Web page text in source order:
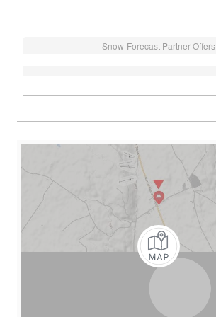
Snow-Forecast Partner Offers